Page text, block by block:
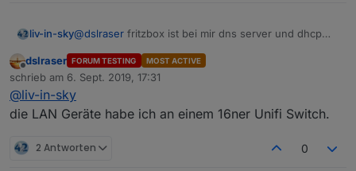
liv-in-sky@dslraser fritzbox ist bei mir dns server und dhcp
wenn überhaupt möglich
meine lan geräte sind ja nicht im controller verfügbar
:-(
Offline
dslraser FORUM TESTING MOST ACTIVE
schrieb am 6. Sept. 2019, 17:31
zuletzt editiert von
@liv-in-sky
die LAN Geräte habe ich an einem 16ner Unifi Switch.
2 Antworten 0